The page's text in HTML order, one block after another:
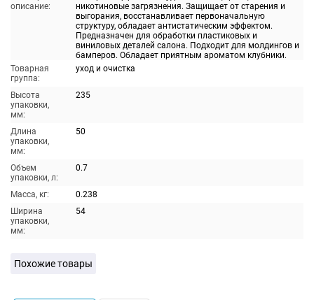
описание:
никотиновые загрязнения. Защищает от старения и
выгорания, восстанавливает первоначальную
структуру, обладает антистатическим эффектом.
Предназначен для обработки пластиковых и
виниловых деталей салона. Подходит для молдингов и
бамперов. Обладает приятным ароматом клубники.
Товарная
группа:
уход и очистка
Высота
упаковки,
мм:
235
Длина
упаковки,
мм:
50
Объем
упаковки, л:
0.7
Масса, кг:
0.238
Ширина
упаковки,
мм:
54
Похожие товары